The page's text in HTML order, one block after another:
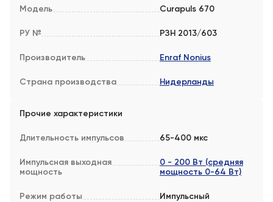
Модель Curapuls 670
РУ № РЗН 2013/603
Производитель Enraf Nonius
Страна производства Нидерланды
Прочие характеристики
Длительность импульсов 65-400 мкс
Импульсная выходная
мощность
0 - 200 Вт (средняя
мощность 0-64 Вт)
Режим работы Импульсный